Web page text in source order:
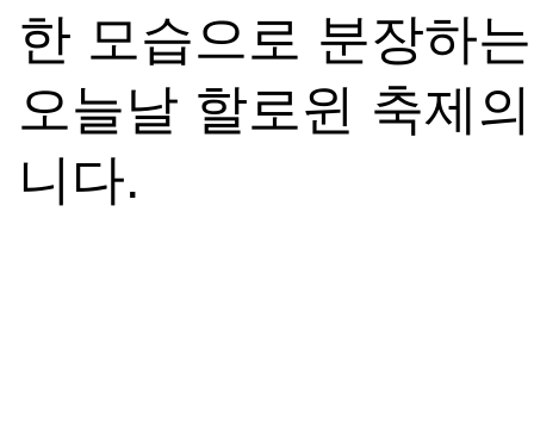
한 모습으로 분장하
오늘날 할로윈 축제
니다.